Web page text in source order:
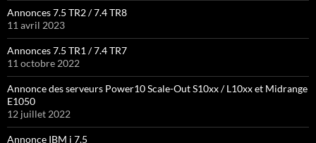
Annonces 7.5 TR2 / 7.4 TR8
11 avril 2023
Annonces 7.5 TR1 / 7.4 TR7
11 octobre 2022
Annonce des serveurs Power10 Scale-Out S10xx / L10xx et Midrange
E1050
12 juillet 2022
Annonce IBM i 7.5